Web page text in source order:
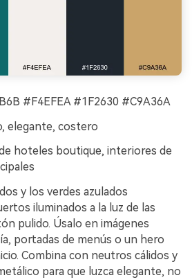
#F4EFEA #1F2630 #C9A36A
elegante, costero
hoteles boutique, interiores de
y los verdes azulados
iluminados a la luz de las
pulido. Úsalo en imágenes
portadas de menús o un hero
Combina con neutros cálidos y
para que luzca elegante, no